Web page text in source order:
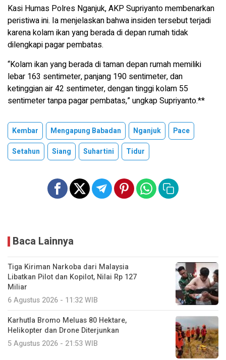
Kasi Humas Polres Nganjuk, AKP Supriyanto membenarkan
peristiwa ini. Ia menjelaskan bahwa insiden tersebut terjadi
karena kolam ikan yang berada di depan rumah tidak
dilengkapi pagar pembatas.
“Kolam ikan yang berada di taman depan rumah memiliki
lebar 163 sentimeter, panjang 190 sentimeter, dan
ketinggian air 42 sentimeter, dengan tinggi kolam 55
sentimeter tanpa pagar pembatas,” ungkap Supriyanto.**
Kembar Mengapung Babadan Nganjuk
Pace
Setahun
Siang Suhartini Tidur
Baca Lainnya
Tiga Kiriman Narkoba dari Malaysia
Libatkan Pilot dan Kopilot, Nilai Rp 127
Miliar
6 Agustus 2026 - 11:32 WIB
Karhutla Bromo Meluas 80 Hektare,
Helikopter dan Drone Diterjunkan
5 Agustus 2026 - 21:53 WIB